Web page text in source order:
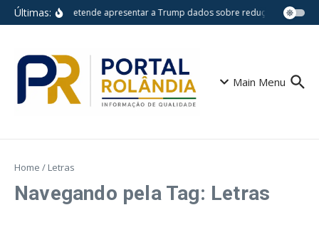
Ir para o conteúdo
Últimas:Lula pretende apresentar a Trump dados sobre redução do
Main Menu
Home / Letras
Navegando pela Tag: Letras